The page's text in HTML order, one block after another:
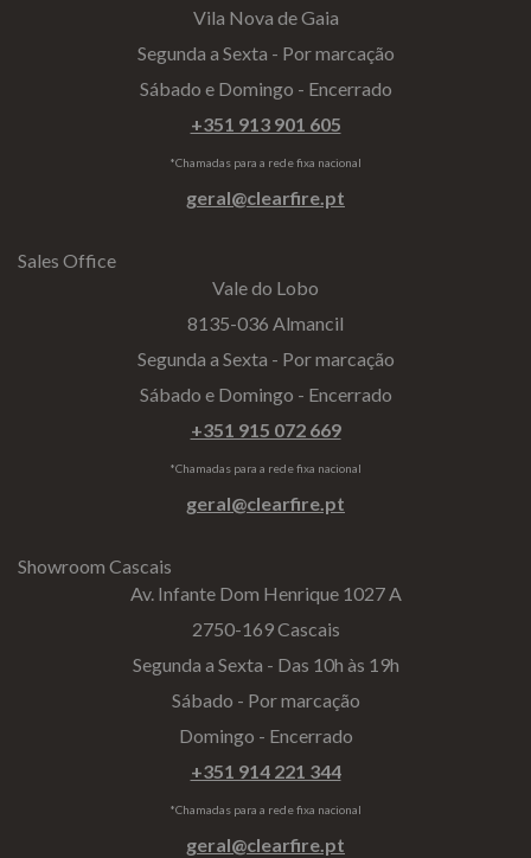
Vila Nova de Gaia
Segunda a Sexta - Por marcação
Sábado e Domingo - Encerrado
+351 913 901 605
*Chamadas para a rede fixa nacional
geral@clearfire.pt
Sales Office
Vale do Lobo
8135-036 Almancil
Segunda a Sexta - Por marcação
Sábado e Domingo - Encerrado
+351 915 072 669
*Chamadas para a rede fixa nacional
geral@clearfire.pt
Showroom Cascais
Av. Infante Dom Henrique 1027 A
2750-169 Cascais
Segunda a Sexta - Das 10h às 19h
Sábado - Por marcação
Domingo - Encerrado
+351 914 221 344
*Chamadas para a rede fixa nacional
geral@clearfire.pt